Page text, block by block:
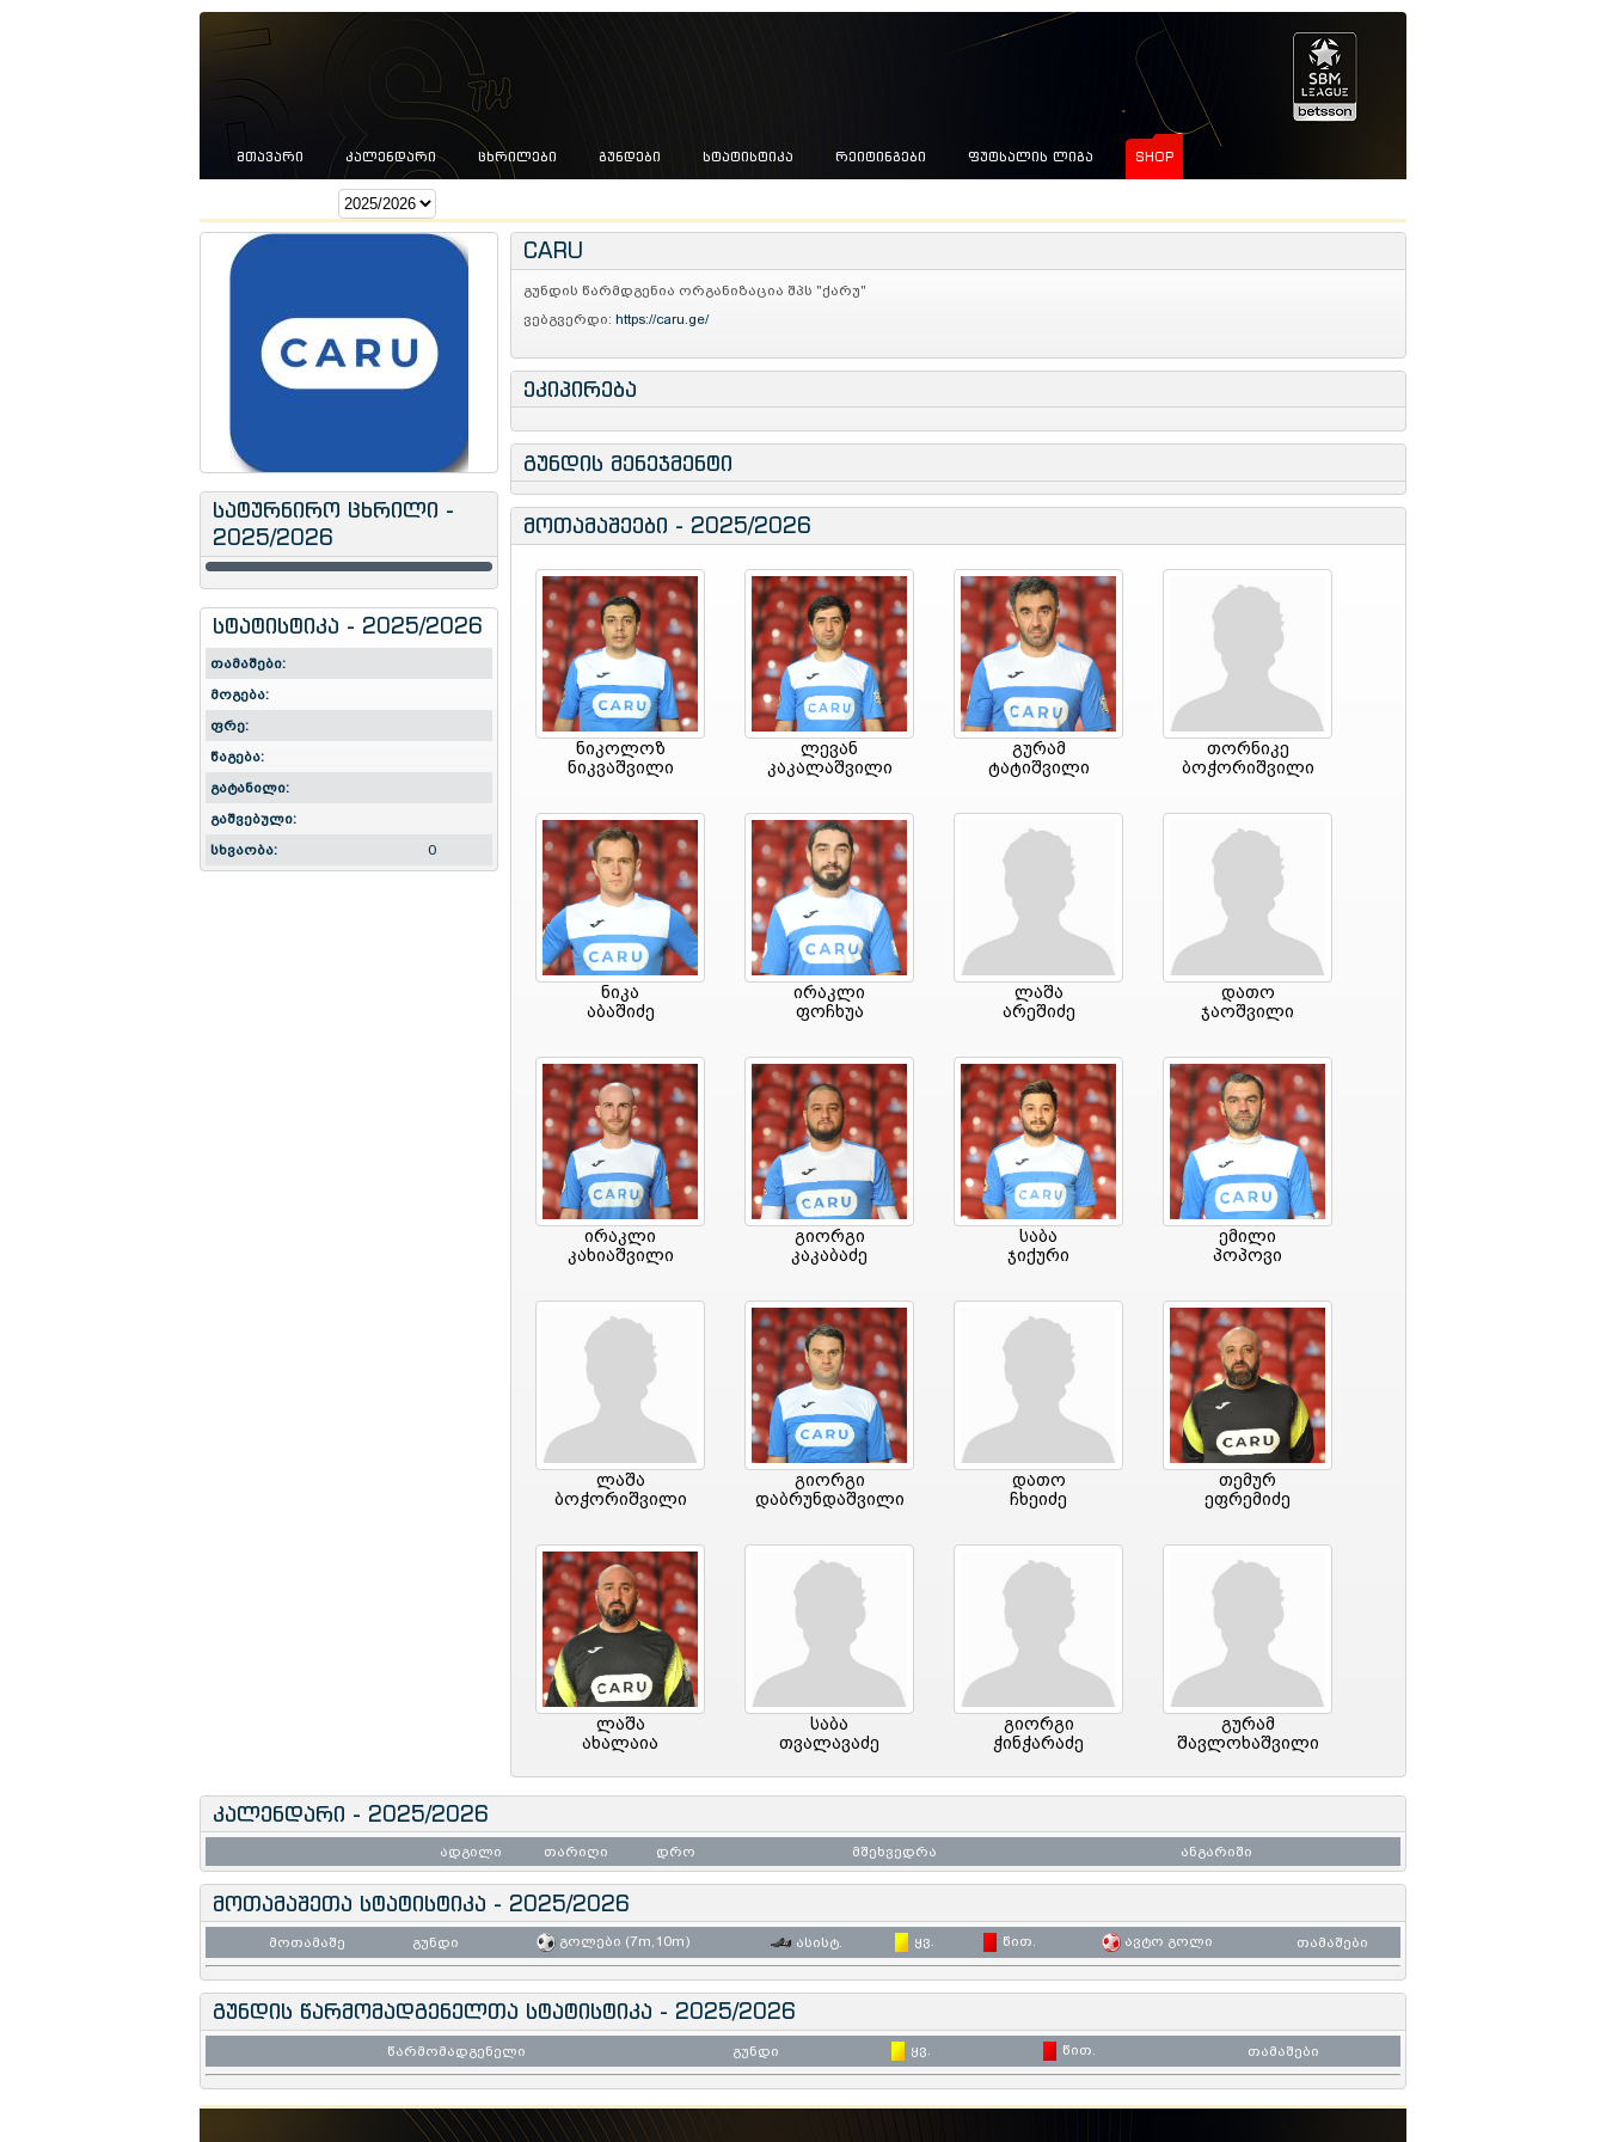
ᲛᲗᲐᲕᲐᲠᲘ ᲙᲐᲚᲔᲜᲓᲐᲠᲘ ᲪᲮᲠᲘᲚᲔᲑᲘ ᲒᲣᲜᲓᲔᲑᲘ ᲡᲢᲐᲢᲘᲡᲢᲘᲙᲐ ᲠᲔᲘᲢᲘᲜᲒᲔᲑᲘ ᲤᲣᲢᲡᲐᲚᲘᲡ ᲚᲘᲒᲐ SHOP
სატურნირო ცხრილი -
2025/2026
სტატისტიკა - 2025/2026
თამაშები:
მოგება:
ფრე:
წაგება:
გატანილი:
გაშვებული:
სხვაობა:
0
CARU
გუნდის წარმდგენია ორგანიზაცია შპს "ქარუ"
ვებგვერდი: https://caru.ge/
ეკიპირება
გუნდის მენეჯმენტი
მოთამაშეები - 2025/2026
ნიკოლოზ
ნიკვაშვილი
ლევან
კაკალაშვილი
გურამ
ტატიშვილი
თორნიკე
ბოჭორიშვილი
ნიკა
აბაშიძე
ირაკლი
ფოჩხუა
ლაშა
არეშიძე
დათო
ჯაოშვილი
ირაკლი
კახიაშვილი
გიორგი
კაკაბაძე
საბა
ჯიქური
ემილი
პოპოვი
ლაშა
ბოჭორიშვილი
გიორგი
დაბრუნდაშვილი
დათო
ჩხეიძე
თემურ
ეფრემიძე
ლაშა
ახალაია
საბა
თვალავაძე
გიორგი
ჭინჭარაძე
გურამ
შავლოხაშვილი
კალენდარი - 2025/2026
ადგილი თარიღი დრო მშეხვედრა ანგარიში
მოთამაშეთა სტატისტიკა - 2025/2026
მოთამაშე გუნდი გოლები (7m,10m) ასისტ. ყვ. წით. ავტო გოლი თამაშები
გუნდის წარმომადგენელთა სტატისტიკა - 2025/2026
წარმომადგენელი გუნდი ყვ. წით. თამაშები